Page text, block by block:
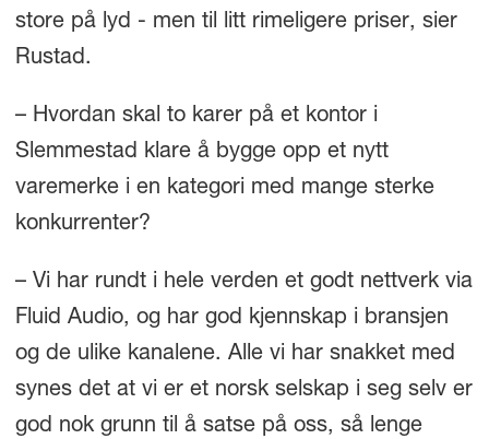
store på lyd - men til litt rimeligere priser, sier
Rustad.
– Hvordan skal to karer på et kontor i
Slemmestad klare å bygge opp et nytt
varemerke i en kategori med mange sterke
konkurrenter?
– Vi har rundt i hele verden et godt nettverk via
Fluid Audio, og har god kjennskap i bransjen
og de ulike kanalene. Alle vi har snakket med
synes det at vi er et norsk selskap i seg selv er
god nok grunn til å satse på oss, så lenge